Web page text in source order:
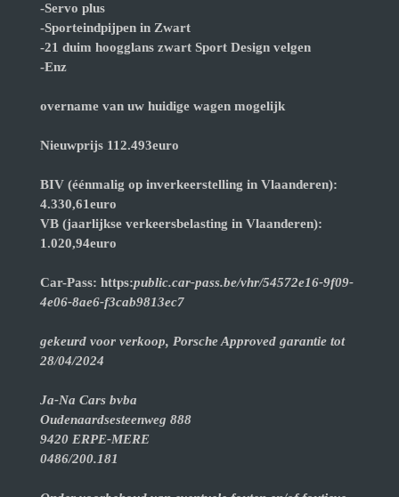
-Servo plus
-Sporteindpijpen in Zwart
-21 duim hoogglans zwart Sport Design velgen
-Enz
overname van uw huidige wagen mogelijk
Nieuwprijs 112.493euro
BIV (éénmalig op inverkeerstelling in Vlaanderen):
4.330,61euro
VB (jaarlijkse verkeersbelasting in Vlaanderen):
1.020,94euro
Car-Pass: https:public.car-pass.be/vhr/54572e16-9f09-
4e06-8ae6-f3cab9813ec7
gekeurd voor verkoop, Porsche Approved garantie tot
28/04/2024
Ja-Na Cars bvba
Oudenaardsesteenweg 888
9420 ERPE-MERE
0486/200.181